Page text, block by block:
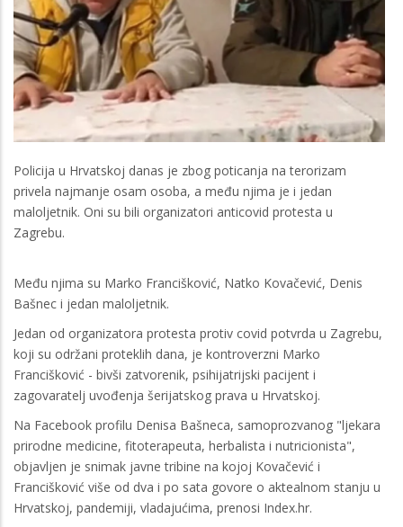
Policija u Hrvatskoj danas je zbog poticanja na terorizam
privela najmanje osam osoba, a među njima je i jedan
maloljetnik. Oni su bili organizatori anticovid protesta u
Zagrebu.
Među njima su Marko Francišković, Natko Kovačević, Denis
Bašnec i jedan maloljetnik.
Jedan od organizatora protesta protiv covid potvrda u Zagrebu,
koji su održani proteklih dana, je kontroverzni Marko
Francišković - bivši zatvorenik, psihijatrijski pacijent i
zagovaratelj uvođenja šerijatskog prava u Hrvatskoj.
Na Facebook profilu Denisa Bašneca, samoprozvanog "ljekara
prirodne medicine, fitoterapeuta, herbalista i nutricionista",
objavljen je snimak javne tribine na kojoj Kovačević i
Francišković više od dva i po sata govore o aktealnom stanju u
Hrvatskoj, pandemiji, vladajućima, prenosi Index.hr.